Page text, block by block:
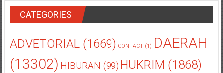
CATEGORIES
ADVETORIAL(1669) CONTACT(1) DAERAH
(13302) HIBURAN (99) HUKRIM (1868)